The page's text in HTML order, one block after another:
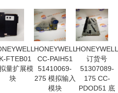
FTEB01
量扩展模
块
HONEYWELL
CC-PAIH51
51410069-
275 模拟输入
模块
订货号
51307089-
175 CC-
PDOD51 底